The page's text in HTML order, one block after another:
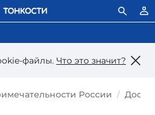
файлы. Что это значит?
России